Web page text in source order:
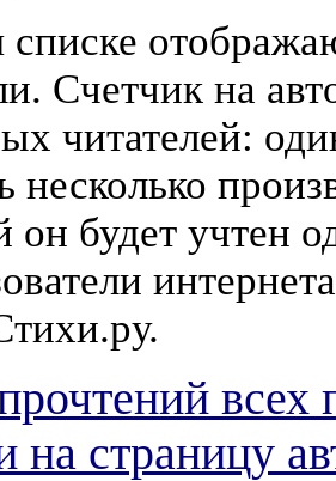
Счетчик на
читателей:
несколько
он будет учтен
всех
на страницу